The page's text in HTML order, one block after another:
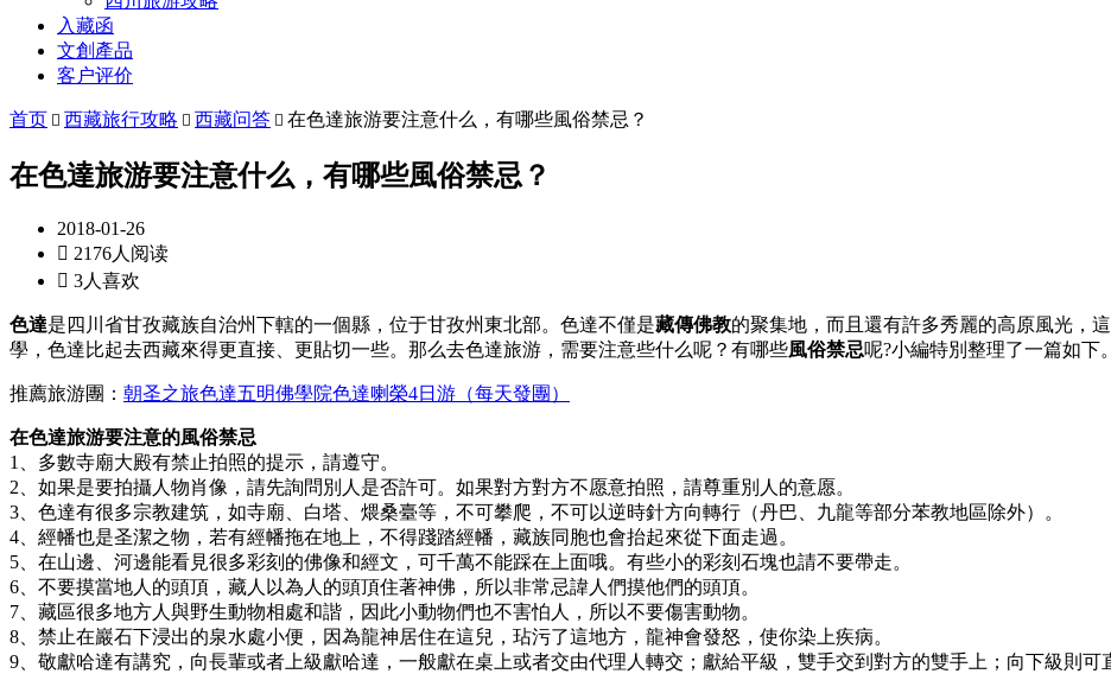
入藏函
文創產品
客户评价
首页  西藏旅行攻略  西藏问答  在色達旅游要注意什么，有哪些風俗禁忌？
在色達旅游要注意什么，有哪些風俗禁忌？
2018-01-26
 2176人阅读
 3人喜欢
色達是四川省甘孜藏族自治州下轄的一個縣，位于甘孜州東北部。色達不僅是藏傳佛教的聚集地，而且還有許多秀麗的高原風光，
學，色達比起去西藏來得更直接、更貼切一些。那么去色達旅游，需要注意些什么呢？有哪些風俗禁忌呢?小編特別整理了一篇如下。
推薦旅游團： 朝圣之旅色達五明佛學院色達喇榮4日游（每天發團）
在色達旅游要注意的風俗禁忌
1、多數寺廟大殿有禁止拍照的提示，請遵守。
2、如果是要拍攝人物肖像，請先詢問別人是否許可。如果對方對方不愿意拍照，請尊重別人的意愿。
3、色達有很多宗教建筑，如寺廟、白塔、煨桑臺等，不可攀爬，不可以逆時針方向轉行（丹巴、九龍等部分苯教地區除外）。
4、經幡也是圣潔之物，若有經幡拖在地上，不得踐踏經幡，藏族同胞也會抬起來從下面走過。
5、在山邊、河邊能看見很多彩刻的佛像和經文，可千萬不能踩在上面哦。有些小的彩刻石塊也請不要帶走。
6、不要摸當地人的頭頂，藏人以為人的頭頂住著神佛，所以非常忌諱人們摸他們的頭頂。
7、藏區很多地方人與野生動物相處和諧，因此小動物們也不害怕人，所以不要傷害動物。
8、禁止在巖石下浸出的泉水處小便，因為龍神居住在這兒，玷污了這地方，龍神會發怒，使你染上疾病。
9、敬獻哈達有講究，向長輩或者上級獻哈達，一般獻在桌上或者交由代理人轉交；獻給平級，雙手交到對方的雙手上；向下級則可